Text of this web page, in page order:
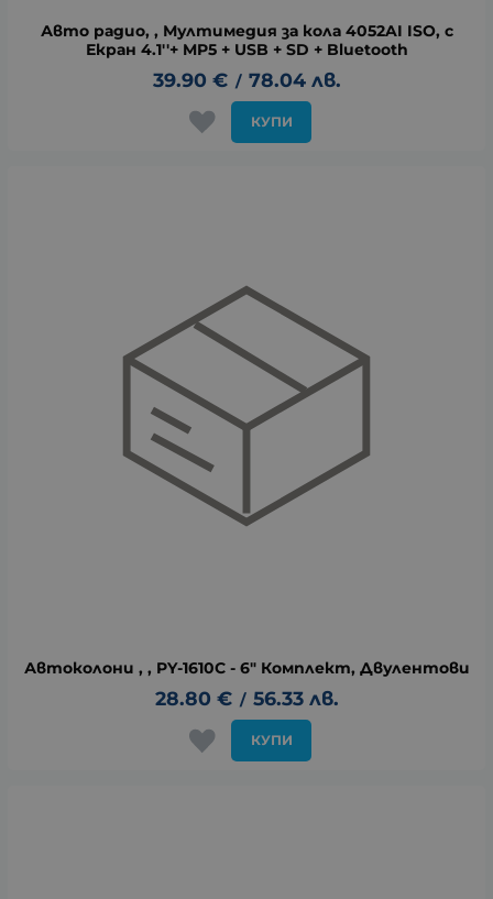
Авто радио, , Мултимедия за кола 4052AI ISO, c
Екран 4.1''+ MP5 + USB + SD + Bluetooth
39.90 € / 78.04 лв.
КУПИ
Автоколони , , PY-1610C - 6" Комплект, Двулентови
28.80 € / 56.33 лв.
КУПИ